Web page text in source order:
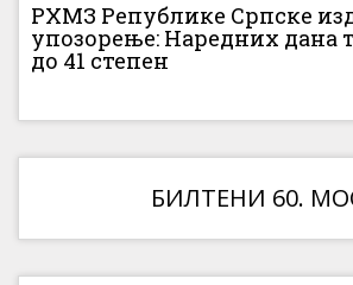
РХМЗ Републике Српске
упозорење: Наредних дана
до 41 степен
БИЛТЕНИ 60.